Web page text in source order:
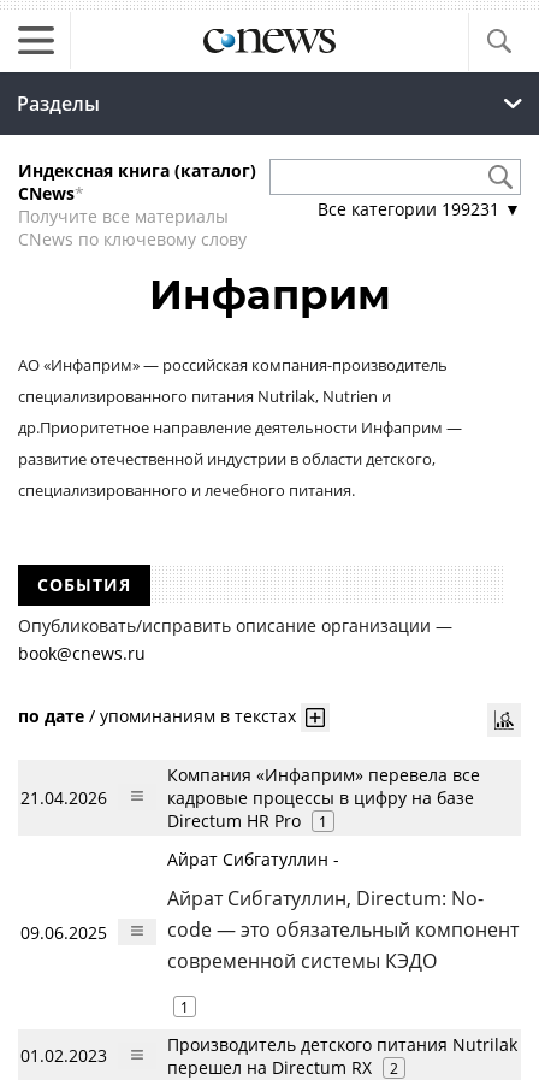
Разделы
Индексная книга (каталог)
CNews*
Получите все материалы
CNews по ключевому слову
Все категории 199231 ▼
Инфаприм
АО «Инфаприм» — российская компания-производитель
специализированного питания Nutrilak, Nutrien и
др.Приоритетное направление деятельности Инфаприм —
развитие отечественной индустрии в области детского,
специализированного и лечебного питания.
СОБЫТИЯ
Опубликовать/исправить описание организации —
book@cnews.ru
по дате / упоминаниям в текстах
21.04.2026
Компания «Инфаприм» перевела все
кадровые процессы в цифру на базе
Directum HR Pro
1
09.06.2025
Айрат Сибгатуллин -
Айрат Сибгатуллин, Directum: No-
code — это обязательный компонент
современной системы КЭДО
1
01.02.2023
Производитель детского питания Nutrilak
перешел на Directum RX
2